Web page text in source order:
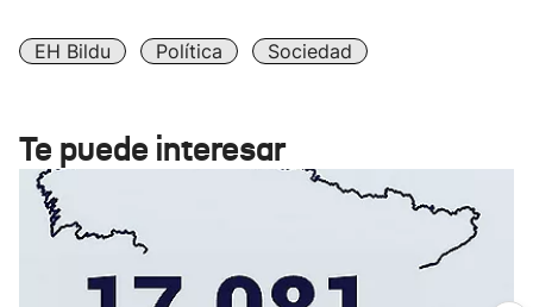
EH Bildu Política Sociedad
Te puede interesar